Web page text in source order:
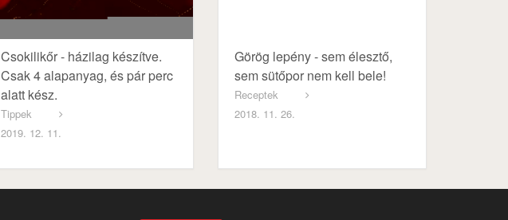
Csokilikőr - házilag készítve.
Csak 4 alapanyag, és pár perc
alatt kész.
Tippek
2019. 12. 11.
Görög lepény - sem élesztő,
sem sütőpor nem kell bele!
Receptek
2018. 11. 26.